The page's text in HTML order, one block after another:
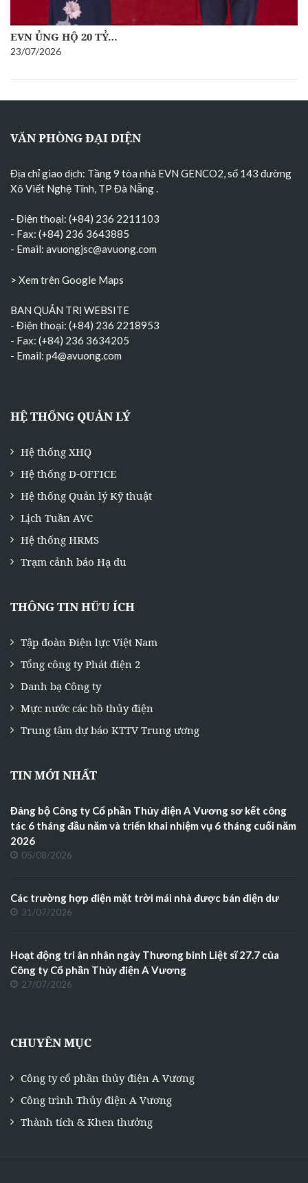
EVN ỦNG HỘ 20 TỶ…
23/07/2026
VĂN PHÒNG ĐẠI DIỆN
Địa chỉ giao dịch: Tầng 9 tòa nhà EVN GENCO2, số 143 đường
Xô Viết Nghệ Tĩnh, TP Đà Nẵng
- Điện thoại: (+84) 236 2211103
- Fax: (+84) 236 3643885
- Email: avuongjsc@avuong.com
> Xem trên Google Maps
BAN QUẢN TRỊ WEBSITE
- Điện thoại: (+84) 236 2218953
- Fax: (+84) 236 3634205
- Email: p4@avuong.com
HỆ THỐNG QUẢN LÝ
Hệ thống XHQ
Hệ thống D-OFFICE
Hệ thống Quản lý Kỹ thuật
Lịch Tuần AVC
Hệ thống HRMS
Trạm cảnh báo Hạ du
THÔNG TIN HỮU ÍCH
Tập đoàn Điện lực Việt Nam
Tổng công ty Phát điện 2
Danh bạ Công ty
Mực nước các hồ thủy điện
Trung tâm dự báo KTTV Trung ương
TIN MỚI NHẤT
Đảng bộ Công ty Cổ phần Thủy điện A Vương sơ kết công
tác 6 tháng đầu năm và triển khai nhiệm vụ 6 tháng cuối năm
2026
05/08/2026
Các trường hợp điện mặt trời mái nhà được bán điện dư
31/07/2026
Hoạt động tri ân nhân ngày Thương binh Liệt sĩ 27.7 của
Công ty Cổ phần Thủy điện A Vương
27/07/2026
CHUYÊN MỤC
Công ty cổ phần thủy điện A Vương
Công trình Thủy điện A Vương
Thành tích & Khen thưởng